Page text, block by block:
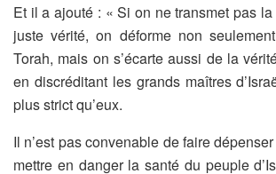
Et il a ajouté : « Si on ne transmet pas
juste vérité, on déforme non
Torah, mais on s’écarte aussi de la
en discréditant les grands maîtres
plus strict qu’eux.
Il n’est pas convenable de faire
mettre en danger la santé du peuple